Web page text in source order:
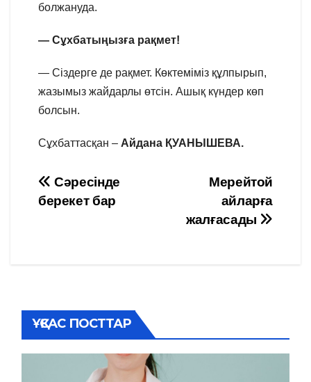
болжануда.
— Сұхбатыңызға рақмет!
— Сіздерге де рақмет. Көктеміміз құлпырып,
жазымыз жайдарлы өтсін. Ашық күндер көп
болсын.
Сұхбаттасқан – Айдана ҚУАНЫШЕВА.
Навигация
по
Мерейтой
айларға
жалғасады
Сәресінде
берекет бар
ҰҚСАС ПОСТТАР